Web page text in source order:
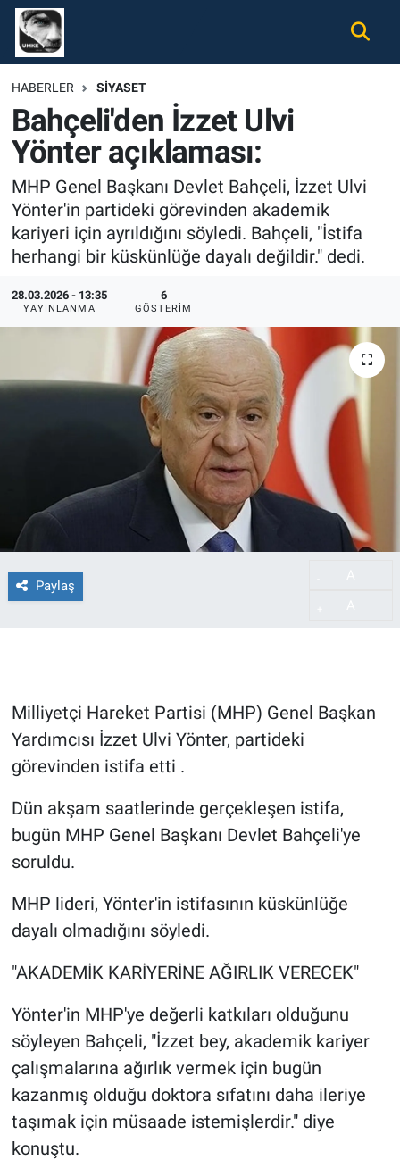
HABERLER SIYASET
Bahçeli'den İzzet Ulvi
Yönter açıklaması:
MHP Genel Başkanı Devlet Bahçeli, İzzet Ulvi
Yönter'in partideki görevinden akademik
kariyeri için ayrıldığını söyledi. Bahçeli, "İstifa
herhangi bir küskünlüğe dayalı değildir." dedi.
28.03.2026 - 13:35
YAYINLANMA
6
GÖSTERIM
Paylaş
Milliyetçi Hareket Partisi (MHP) Genel Başkan
Yardımcısı İzzet Ulvi Yönter, partideki
görevinden istifa etti .
Dün akşam saatlerinde gerçekleşen istifa,
bugün MHP Genel Başkanı Devlet Bahçeli'ye
soruldu.
MHP lideri, Yönter'in istifasının küskünlüğe
dayalı olmadığını söyledi.
"AKADEMİK KARİYERİNE AĞIRLIK VERECEK"
Yönter'in MHP'ye değerli katkıları olduğunu
söyleyen Bahçeli, "İzzet bey, akademik kariyer
çalışmalarına ağırlık vermek için bugün
kazanmış olduğu doktora sıfatını daha ileriye
taşımak için müsaade istemişlerdir." diye
konuştu.
Gündem
Ekonomi
Spor
Magazin
Tüm Haberler
İletişim
Nöbetçi Eczaneler
Hava Durumu
Namaz Vakitleri
Trafik Durumu
Süper Lig Puan Durumu ve Fikstür
Tüm Manşetler
Son Dakika Haberleri
Haber Arşivi